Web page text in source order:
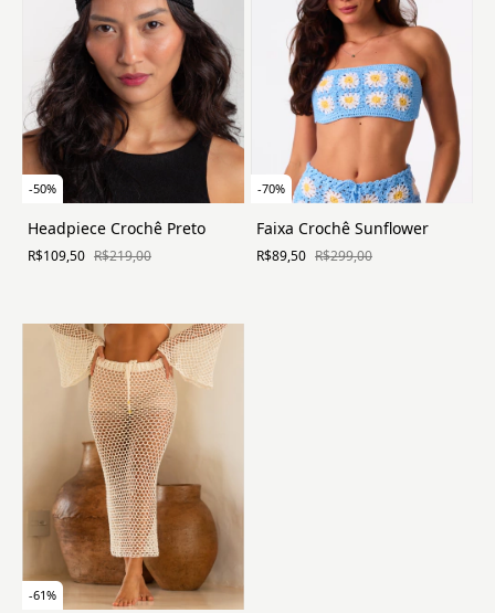
-50%
Headpiece Crochê Preto
R$109,50 R$219,00
-70%
Faixa Crochê Sunflower
R$89,50 R$299,00
-61%